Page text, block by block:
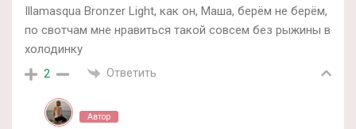
Illamasqua Bronzer Light, как он, Маша, берём не берём,
по свотчам мне нравиться такой совсем без рыжины в
холодинку
2 Ответить
Автор